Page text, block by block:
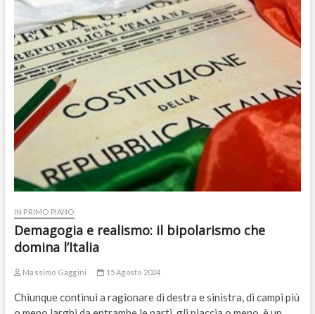
IN PRIMO PIANO
Demagogia e realismo: il bipolarismo che
domina l’Italia
Massimo Gaggini 15 Agosto 2024
Chiunque continui a ragionare di destra e sinistra, di campi più